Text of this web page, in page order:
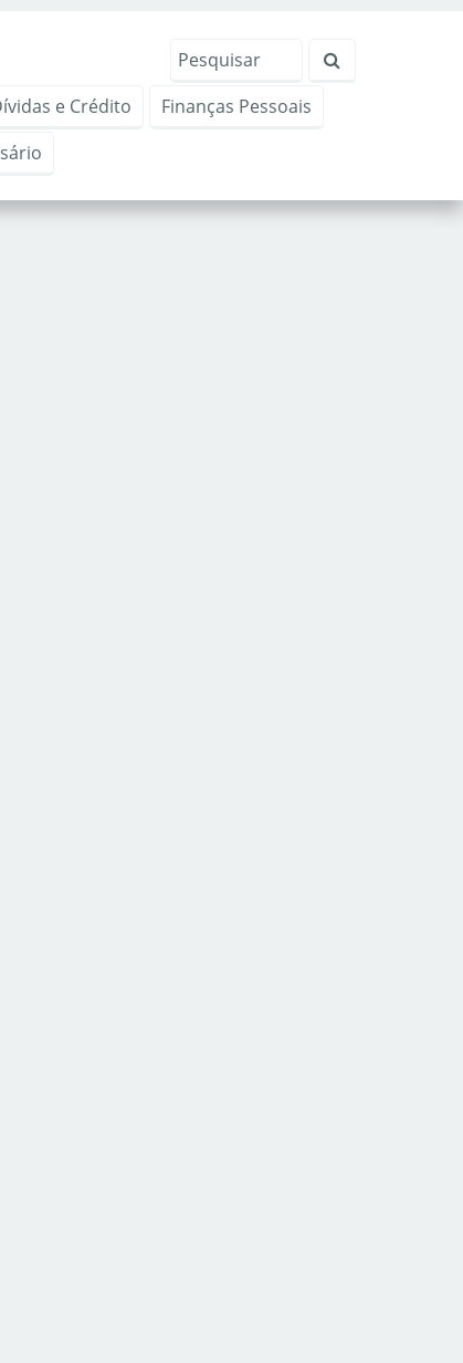
e Crédito
Finanças Pessoais